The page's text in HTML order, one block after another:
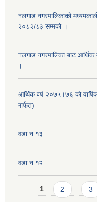
नलगाड नगरपालिकाको
२०८२/८३ सम्मको ।
नलगाड नगरपालिका बाट
।
आर्थिक वर्ष २०७५।७६ को
मार्फत)
वडा न १३
वडा न १२
Pages
1 2 3